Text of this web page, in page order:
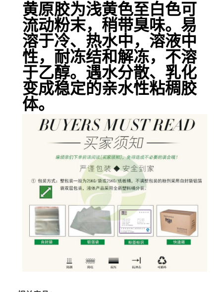
黄原胶为浅黄色至白色可
流动粉末，稍带臭味。易
溶于冷、热水中，溶液中
性，耐冻结和解冻，不溶
于乙醇。遇水分散、乳化
变成稳定的亲水性粘稠胶
体。